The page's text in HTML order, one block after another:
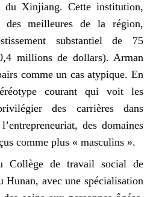
du Xinjiang. Cette institution,
des meilleures de la région,
substantiel de 75
millions de dollars). Arman
comme un cas atypique. En
courant qui voit les
des carrières dans
des domaines
comme plus « masculins ».
Collège de travail social de
Hunan, avec une spécialisation